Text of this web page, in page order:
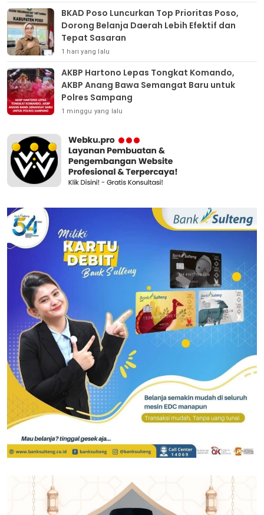
BKAD Poso Luncurkan Top Prioritas Poso,
Dorong Belanja Daerah Lebih Efektif dan
Tepat Sasaran
1 hari yang lalu
AKBP Hartono Lepas Tongkat Komando,
AKBP Anang Bawa Semangat Baru untuk
Polres Sampang
1 minggu yang lalu